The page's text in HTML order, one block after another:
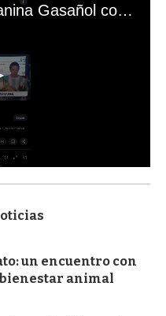
El mal momento de Yanina Gasañol con un hincha argentino en "Subrayado"
un encuentro con
animal